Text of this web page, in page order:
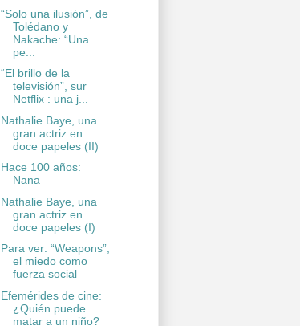
“Solo una ilusión”, de
Tolédano y
Nakache: “Una
pe...
“El brillo de la
televisión”, sur
Netflix : una j...
Nathalie Baye, una
gran actriz en
doce papeles (II)
Hace 100 años:
Nana
Nathalie Baye, una
gran actriz en
doce papeles (I)
Para ver: “Weapons”,
el miedo como
fuerza social
Efemérides de cine:
¿Quién puede
matar a un niño?